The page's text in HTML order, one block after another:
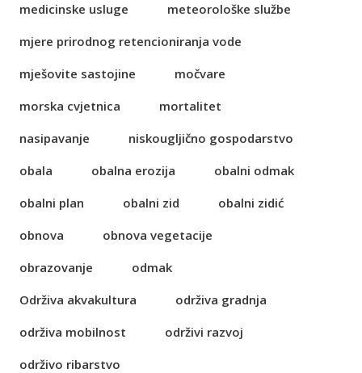
medicinske usluge
meteorološke službe
mjere prirodnog retencioniranja vode
mješovite sastojine
močvare
morska cvjetnica
mortalitet
nasipavanje
niskougljično gospodarstvo
obala
obalna erozija
obalni odmak
obalni plan
obalni zid
obalni zidić
obnova
obnova vegetacije
obrazovanje
odmak
Održiva akvakultura
održiva gradnja
održiva mobilnost
održivi razvoj
održivo ribarstvo